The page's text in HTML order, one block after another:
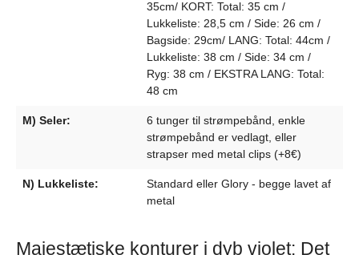
35cm/ KORT: Total: 35 cm /
Lukkeliste: 28,5 cm / Side: 26 cm /
Bagside: 29cm/ LANG: Total: 44cm /
Lukkeliste: 38 cm / Side: 34 cm /
Ryg: 38 cm / EKSTRA LANG: Total:
48 cm
M) Seler:
6 tunger til strømpebånd, enkle
strømpebånd er vedlagt, eller
strapser med metal clips (+8€)
N) Lukkeliste:
Standard eller Glory - begge lavet af
metal
Majestætiske konturer i dyb violet: Det